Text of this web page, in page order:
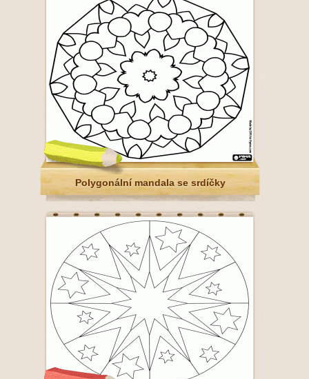
Polygonální mandala se srdíčky